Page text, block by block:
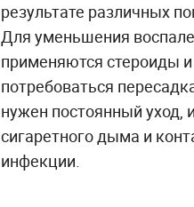
результате различных
Для уменьшения
применяются стероиды
потребоваться
нужен постоянный уход,
сигаретного дыма и
инфекции.